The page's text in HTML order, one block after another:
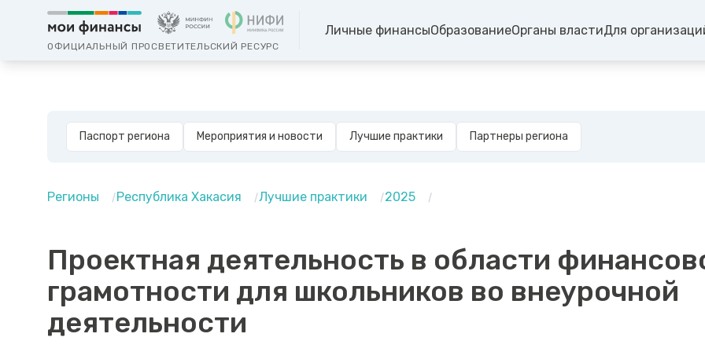
ОФИЦИАЛЬНЫЙ ПРОСВЕТИТЕЛЬСКИЙ РЕСУРС
Личные финансыОбразованиеОрганы властиДля
Паспорт региона Мероприятия и новости Лучшие практики Партнеры региона
Регионы Республика Хакасия Лучшие практики 2025
Проектная деятельность в области
грамотности для школьников во внеурочной
деятельности